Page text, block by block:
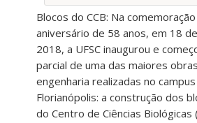
Blocos do CCB: Na
aniversário de 58 anos, em 18
2018, a UFSC inaugurou e
parcial de uma das maiores
engenharia realizadas no
Florianópolis: a construção dos
do Centro de Ciências Biológicas